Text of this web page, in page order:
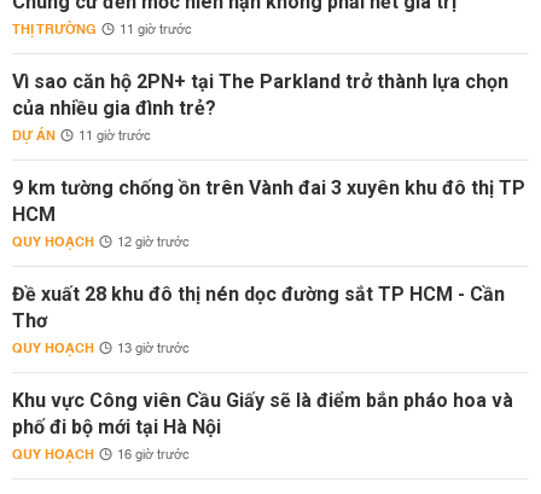
THỊ TRƯỜNG 11 giờ trước
Vì sao căn hộ 2PN+ tại The Parkland trở thành lựa chọn
của nhiều gia đình trẻ?
DỰ ÁN 11 giờ trước
9 km tường chống ồn trên Vành đai 3 xuyên khu đô thị TP
HCM
QUY HOẠCH 12 giờ trước
Đề xuất 28 khu đô thị nén dọc đường sắt TP HCM - Cần
Thơ
QUY HOẠCH 13 giờ trước
Khu vực Công viên Cầu Giấy sẽ là điểm bắn pháo hoa và
phố đi bộ mới tại Hà Nội
QUY HOẠCH 16 giờ trước